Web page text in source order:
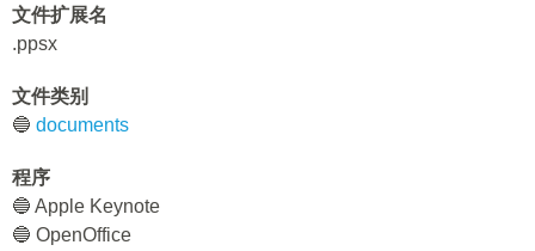
文件扩展名
.ppsx
文件类别
🔵 documents
程序
🔵 Apple Keynote
🔵 OpenOffice